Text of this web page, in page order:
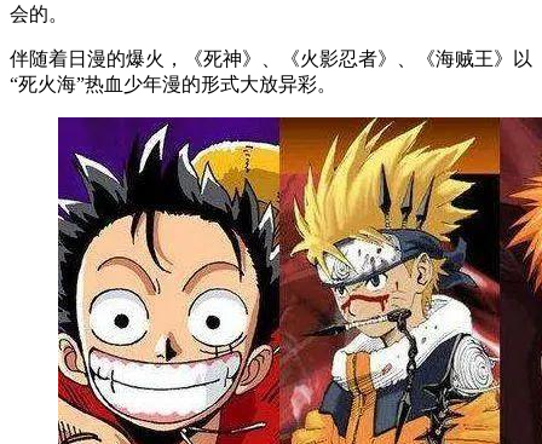
会的。
伴随着日漫的爆火，《死神》、《火影忍者》、《海贼王》以
“死火海”热血少年漫的形式大放异彩。